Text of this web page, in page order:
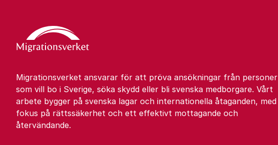
Migrationsverket ansvarar för att pröva ansökningar från personer
som vill bo i Sverige, söka skydd eller bli svenska medborgare. Vårt
arbete bygger på svenska lagar och internationella åtaganden, med
fokus på rättssäkerhet och ett effektivt mottagande och
återvändande.